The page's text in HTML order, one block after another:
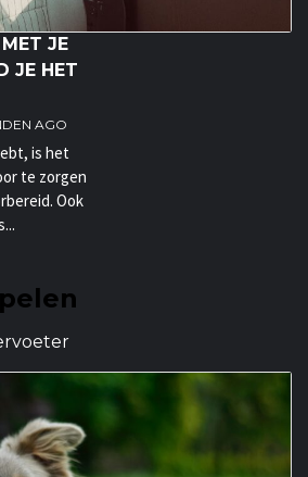
JE
JE HET
AGO
is het
te zorgen
Ook